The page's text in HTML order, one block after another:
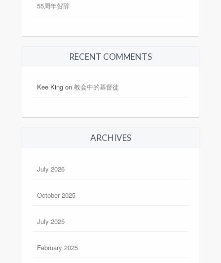
55周年贺辞
RECENT COMMENTS
Kee King on 教会中的基督徒
ARCHIVES
July 2026
October 2025
July 2025
February 2025